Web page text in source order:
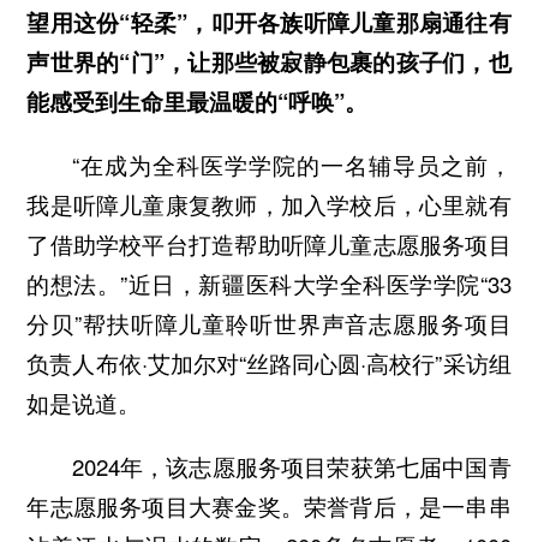
望用这份“轻柔”，叩开各族听障儿童那扇通往有
声世界的“门”，让那些被寂静包裹的孩子们，也
能感受到生命里最温暖的“呼唤”。
“在成为全科医学学院的一名辅导员之前，
我是听障儿童康复教师，加入学校后，心里就有
了借助学校平台打造帮助听障儿童志愿服务项目
的想法。”近日，新疆医科大学全科医学学院“33
分贝”帮扶听障儿童聆听世界声音志愿服务项目
负责人布依·艾加尔对“丝路同心圆·高校行”采访组
如是说道。
2024年，该志愿服务项目荣获第七届中国青
年志愿服务项目大赛金奖。荣誉背后，是一串串